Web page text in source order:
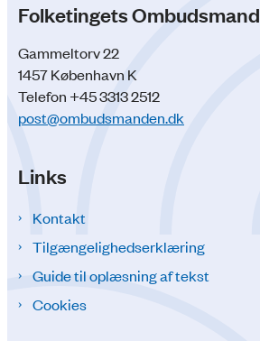
Folketingets Ombudsmand
Gammeltorv 22
1457 København K
Telefon +45 3313 2512
post@ombudsmanden.dk
Links
Kontakt
Tilgængelighedserklæring
Guide til oplæsning af tekst
Cookies